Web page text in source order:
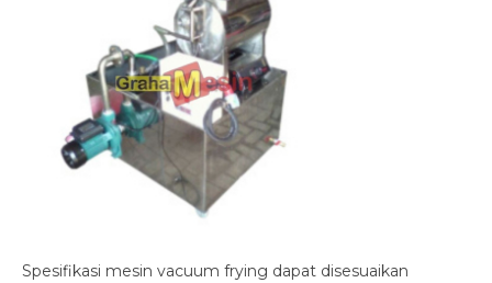
Spesifikasi mesin vacuum frying dapat disesuaikan